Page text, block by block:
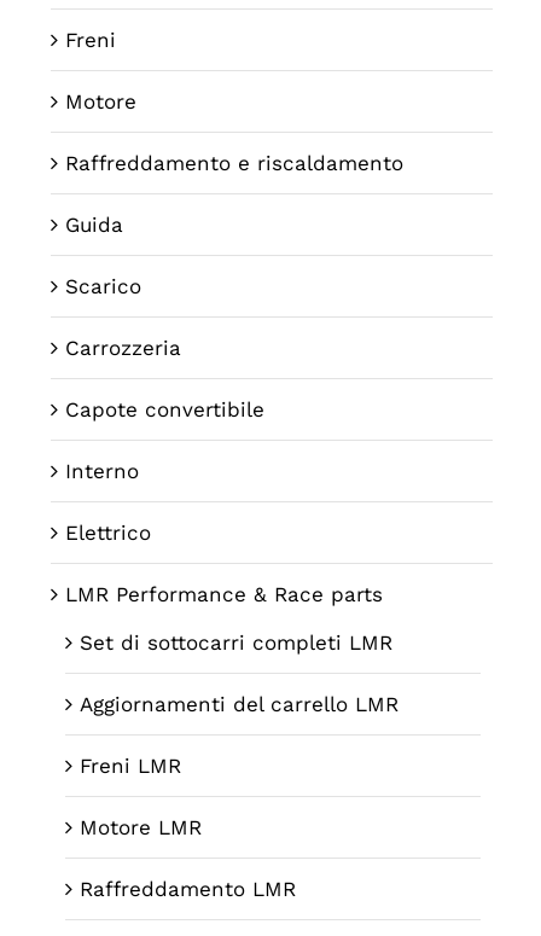
Freni
Motore
Raffreddamento e riscaldamento
Guida
Scarico
Carrozzeria
Capote convertibile
Interno
Elettrico
LMR Performance & Race parts
Set di sottocarri completi LMR
Aggiornamenti del carrello LMR
Freni LMR
Motore LMR
Raffreddamento LMR